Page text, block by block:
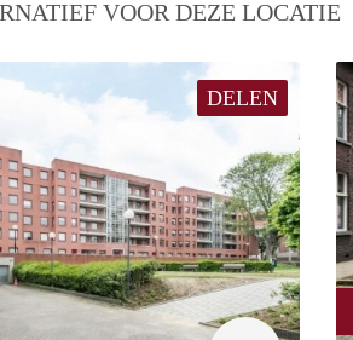
VOOR DEZE LOCATIE
DELEN
finder